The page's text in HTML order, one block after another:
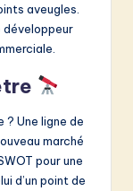
aveugles.
développeur
? Une ligne de
marché
pour une
d’un point de